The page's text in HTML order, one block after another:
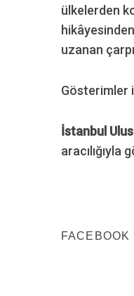
ülkelerden
uzanan
Gösterimler
İstanbul
FACEBOOK